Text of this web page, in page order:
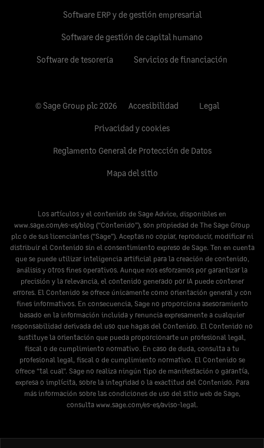
Software ERP y de gestión empresarial
Software de gestión de capital humano
Software de tesorería Servicios de financiación
© Sage Group plc 2026 Accesibilidad Legal
Privacidad y cookies
Reglamento General de Protección de Datos
Mapa del sitio
Los artículos y el contenido de Sage Advice, disponibles en
www.sage.com/es-es/blog (“Contenido”), son propiedad de The Sage Group
plc o de sus licenciantes (“Sage”). Aceptas no copiar, reproducir, modificar ni
distribuir el Contenido sin el consentimiento expreso de Sage. Ten en cuenta
que se puede utilizar inteligencia artificial para la creación de contenido,
análisis y otros fines operativos. Aunque nos esforzamos por garantizar la
precisión y la relevancia, el contenido generado por IA puede contener
errores. El Contenido se ofrece únicamente como orientación general y con
fines informativos. En consecuencia, Sage no proporciona asesoramiento
basado en la información incluida y renuncia expresamente a cualquier
responsabilidad derivada del uso que hagas del Contenido. El Contenido no
sustituye la orientación que pueda proporcionarte un profesional legal,
fiscal o de cumplimiento normativo. En caso de duda, consulta a tu
profesional legal, fiscal o de cumplimiento normativo. El Contenido se
ofrece “tal cual”. Sage no realiza ningún tipo de manifestación o garantía,
expresa o implícita, sobre la integridad o la exactitud del Contenido. Para
más información sobre las condiciones de uso del sitio web de Sage,
consulta www.sage.com/es-es/aviso-legal.